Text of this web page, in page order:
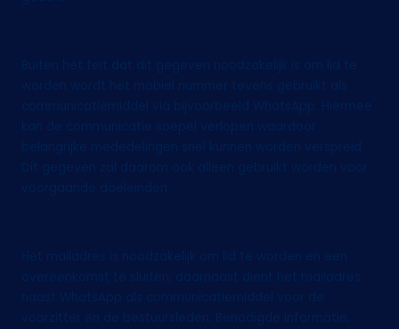
Buiten het feit dat dit gegeven noodzakelijk is om lid te
worden wordt het mobiel nummer tevens gebruikt als
communicatiemiddel via bijvoorbeeld WhatsApp. Hiermee
kan de communicatie soepel verlopen waardoor
belangrijke mededelingen snel kunnen worden verspreid.
Dit gegeven zal daarom ook alleen gebruikt worden voor
voorgaande doeleinden.
Het mailadres is noodzakelijk om lid te worden en een
overeenkomst te sluiten, daarnaast dient het mailadres
naast WhatsApp als communicatiemiddel voor de
voorzitter en de bestuursleden. Benodigde informatie,